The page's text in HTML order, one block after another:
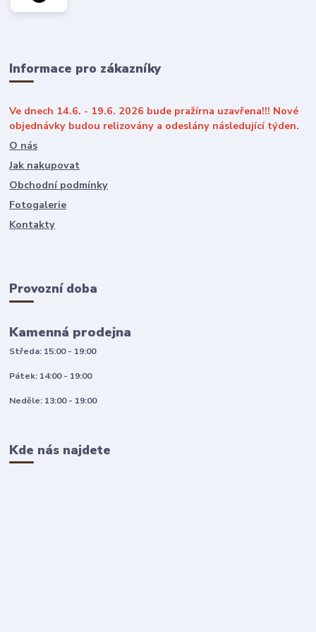
Informace pro zákazníky
Ve dnech 14.6. - 19.6. 2026 bude pražírna uzavřena!!! Nové
objednávky budou relizovány a odeslány následující týden.
O nás
Jak nakupovat
Obchodní podmínky
Fotogalerie
Kontakty
Provozní doba
Kamenná prodejna
Středa: 15:00 - 19:00
Pátek: 14:00 - 19:00
Neděle: 13:00 - 19:00
Kde nás najdete